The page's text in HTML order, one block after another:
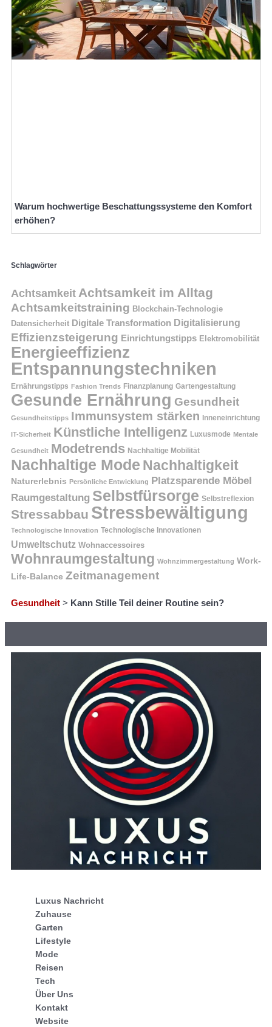
Warum hochwertige Beschattungssysteme den Komfort
erhöhen?
Schlagwörter
Achtsamkeit Achtsamkeit im Alltag
Achtsamkeitstraining Blockchain-Technologie
Datensicherheit Digitale Transformation Digitalisierung
Effizienzsteigerung Einrichtungstipps Elektromobilität
Energieeffizienz
Entspannungstechniken
Ernährungstipps Fashion Trends Finanzplanung Gartengestaltung
Gesunde Ernährung Gesundheit
Gesundheitstipps Immunsystem stärken Inneneinrichtung
IT-Sicherheit Künstliche Intelligenz Luxusmode Mentale
Gesundheit Modetrends Nachhaltige Mobilität
Nachhaltige Mode Nachhaltigkeit
Naturerlebnis Persönliche Entwicklung Platzsparende Möbel
Raumgestaltung Selbstfürsorge Selbstreflexion
Stressabbau Stressbewältigung
Technologische Innovation Technologische Innovationen
Umweltschutz Wohnaccessoires
Wohnraumgestaltung Wohnzimmergestaltung Work-
Life-Balance Zeitmanagement
Gesundheit > Kann Stille Teil deiner Routine sein?
Luxus Nachricht
Zuhause
Garten
Lifestyle
Mode
Reisen
Tech
Über Uns
Kontakt
Website